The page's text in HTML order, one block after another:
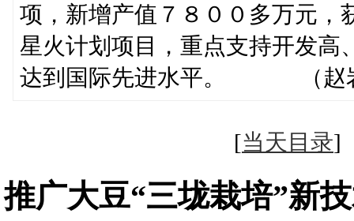
项，新增产值７８００多万元，
星火计划项目，重点支持开发高
达到国际先进水平。 （赵
[当天目录
推广大豆“三垅栽培”新